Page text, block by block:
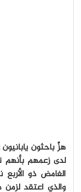
هزَّ باحثون
لدى زعمهم بأنهم
الغامض ذو الأربع
والذي اعتقد